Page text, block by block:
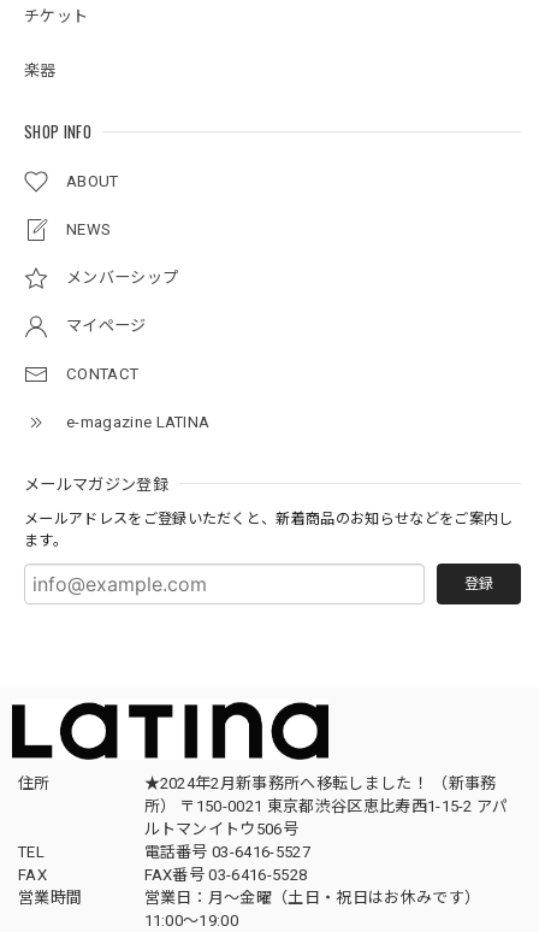
チケット
楽器
SHOP INFO
ABOUT
NEWS
メンバーシップ
マイページ
CONTACT
e-magazine LATINA
メールマガジン登録
メールアドレスをご登録いただくと、新着商品のお知らせなどをご案内し
ます。
登録
住所
★2024年2月新事務所へ移転しました！ （新事務
所） 〒150-0021 東京都渋谷区恵比寿西1-15-2 アパ
ルトマンイトウ506号
TEL
電話番号 03-6416-5527
FAX
FAX番号 03-6416-5528
営業時間
営業日：月〜金曜（土日・祝日はお休みです）
11:00〜19:00